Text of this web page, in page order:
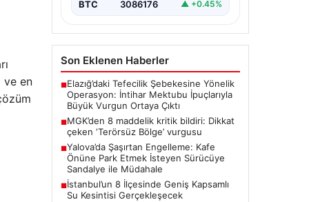
ve en
BTC 3086176 ▲ +0.45%
Son Eklenen Haberler
■Elazığ’daki Tefecilik Şebekesine Yönelik
Operasyon: İntihar Mektubu İpuçlarıyla
Büyük Vurgun Ortaya Çıktı
■MGK’den 8 maddelik kritik bildiri: Dikkat
çeken ‘Terörsüz Bölge’ vurgusu
■Yalova’da Şaşırtan Engelleme: Kafe
Önüne Park Etmek İsteyen Sürücüye
Sandalye ile Müdahale
■İstanbul’un 8 İlçesinde Geniş Kapsamlı
Su Kesintisi Gerçekleşecek